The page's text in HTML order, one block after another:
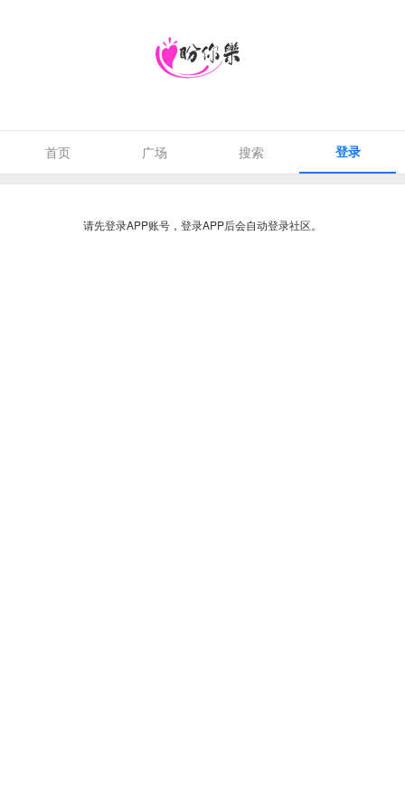
首页 广场 搜索 登录
请先登录APP账号，登录APP后会自动登录社区。